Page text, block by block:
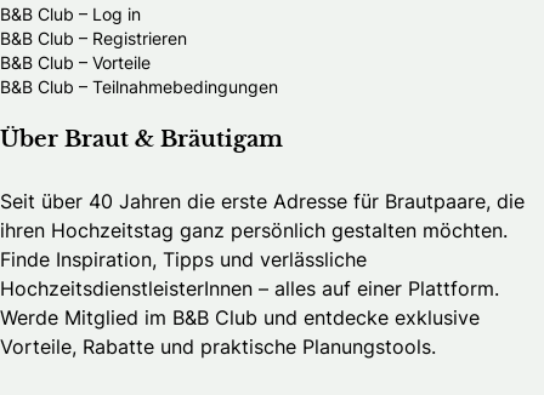
B&B Club – Log in
B&B Club – Registrieren
B&B Club – Vorteile
B&B Club – Teilnahmebedingungen
Über Braut & Bräutigam
Seit über 40 Jahren die erste Adresse für Brautpaare, die
ihren Hochzeitstag ganz persönlich gestalten möchten.
Finde Inspiration, Tipps und verlässliche
HochzeitsdienstleisterInnen – alles auf einer Plattform.
Werde Mitglied im B&B Club und entdecke exklusive
Vorteile, Rabatte und praktische Planungstools.